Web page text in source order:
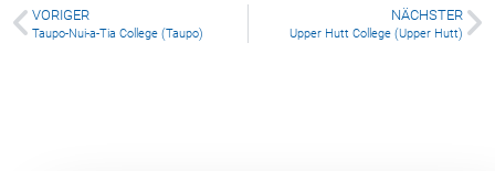
William Colenso College (Napier)
VORIGER
Taupo-Nui-a-Tia College (Taupo)
NÄCHSTER
Upper Hutt College (Upper Hutt)